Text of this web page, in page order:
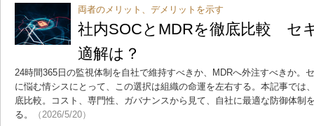
両者のメリット、デメリットを示す
社内SOCとMDRを徹底比較 セ
適解は？
24時間365日の監視体制を自社で維持すべきか、MDRへ外注すべきか。
に悩む情シスにとって、この選択は組織の命運を左右する。本記事では
底比較。コスト、専門性、ガバナンスから見て、自社に最適な防御体制
る。
（2026/5/20）